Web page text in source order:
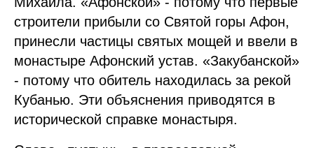
строители прибыли со Святой горы Афон,
принесли частицы святых мощей и ввели в
монастыре Афонский устав. «Закубанской»
- потому что обитель находилась за рекой
Кубанью. Эти объяснения приводятся в
исторической справке монастыря.